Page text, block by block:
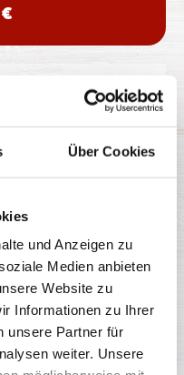
Über Cookies
und Anzeigen zu
Medien anbieten
Website zu
Informationen zu Ihrer
unsere Partner für
weiter. Unsere
Basilikumpesto
€
CLASSIC